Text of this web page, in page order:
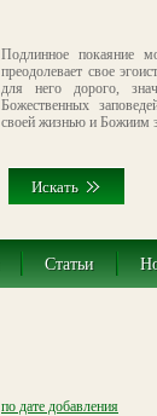
Подлинное покаяние
преодолевает свое
для него дорого,
Божественных
своей жизнью и Божиим
Статьи
по дате добавления